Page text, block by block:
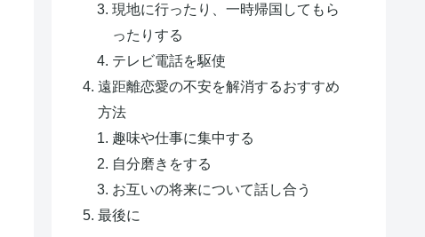
現地に行ったり、一時帰国してもら
ったりする
テレビ電話を駆使
遠距離恋愛の不安を解消するおすすめ
方法
趣味や仕事に集中する
自分磨きをする
お互いの将来について話し合う
最後に